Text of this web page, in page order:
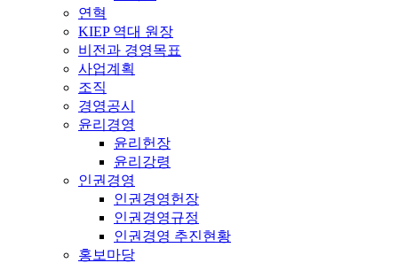
연혁
KIEP 역대 원장
비전과 경영목표
사업계획
조직
경영공시
윤리경영
윤리헌장
윤리강령
인권경영
인권경영헌장
인권경영규정
인권경영 추진현황
홍보마당